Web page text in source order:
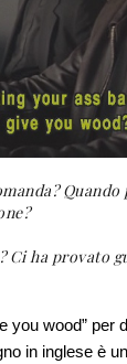
Quando
Ci ha provato
you wood” per
in inglese è